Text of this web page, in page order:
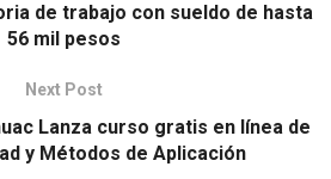
de trabajo con sueldo de hasta
56 mil pesos
Next Post
Lanza curso gratis en línea de
y Métodos de Aplicación